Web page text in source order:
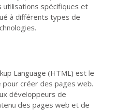
utilisations spécifiques et
à différents types de
Language (HTML) est le
pour créer des pages web.
développeurs de
des pages web et de